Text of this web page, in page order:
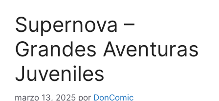
Supernova –
Grandes Aventuras
Juveniles
marzo 13, 2025 por DonComic